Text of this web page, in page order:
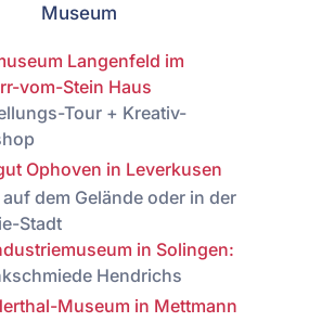
Museum
Langenfeld im
vom-Stein Haus
Tour + Kreativ-
Ophoven in Leverkusen
auf dem Gelände oder in der
Stadt
in Solingen:
Hendrichs
Museum in Mettmann